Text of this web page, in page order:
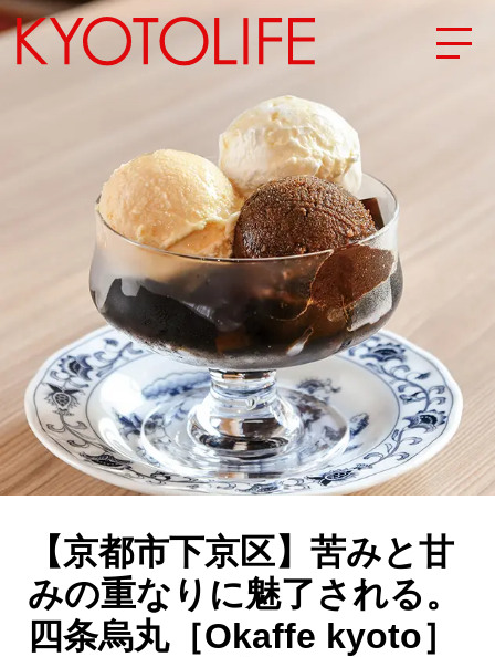
地図から探す
カテゴリーから探す
SPECIAL
NEW OPEN
SERIES
CULTURE
ABOUT US
Instagram
【京都市下京区】苦みと甘
みの重なりに魅了される。
四条烏丸［Okaffe kyoto］